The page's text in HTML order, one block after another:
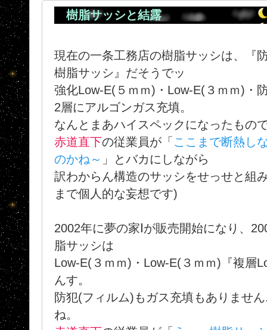
樹脂サッシと結露
現在の一条工務店の樹脂サッシは、『
樹脂サッシ』だそうでッ
強化Low-E(５ｍｍ)・Low-E(３ｍｍ)・
2層にアルゴンガス充填。
なんとまあハイスペックになったもの
赤道直下の従業員が「 ここまで断熱し
のかね～ 」とバカにしながら
訳わからん構造のサッシをせっせと組
まで個人的な妄想です)
2002年に夢の家Ⅰが販売開始になり、
脂サッシは
Low-E(３ｍｍ)・Low-E(３ｍｍ)『複層
んす。
防犯(フィルム)もガス充填もありませ
ね。